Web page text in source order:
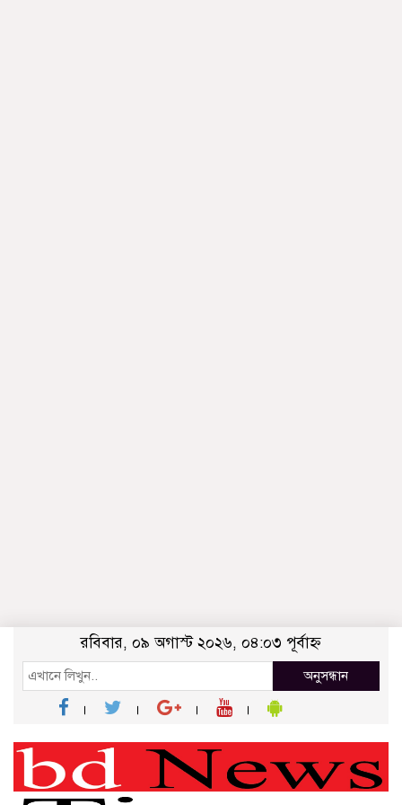
রবিবার, ০৯ অগাস্ট ২০২৬, ০৪:০৩ পূর্বাহ্ন
অনুসন্ধান